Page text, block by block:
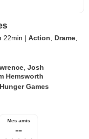
22min | Action Drame
,Josh
Hemsworth
Games
Mes amis
--